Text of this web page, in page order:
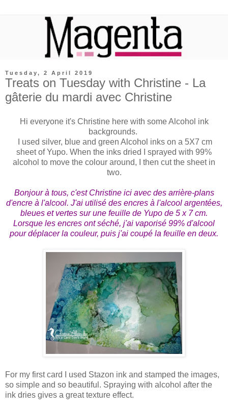
Tuesday, 2 April 2019
Treats on Tuesday with Christine - La
gâterie du mardi avec Christine
Hi everyone it's Christine here with some Alcohol ink
backgrounds.
I used silver, blue and green Alcohol inks on a 5X7 cm
sheet of Yupo. When the inks dried I sprayed with 99%
alcohol to move the colour around, I then cut the sheet in
two.
Bonjour à tous, c'est Christine ici avec des arrière-plans
d'encre à l'alcool. J'ai utilisé des encres à l'alcool argentées,
bleues et vertes sur une feuille de Yupo de 5 x 7 cm.
Lorsque les encres ont séché, j'ai vaporisé 99% d'alcool
pour déplacer la couleur, puis j'ai coupé la feuille en deux.
For my first card I used Stazon ink and stamped the images,
so simple and so beautiful. Spraying with alcohol after the
ink dries gives a great texture effect.